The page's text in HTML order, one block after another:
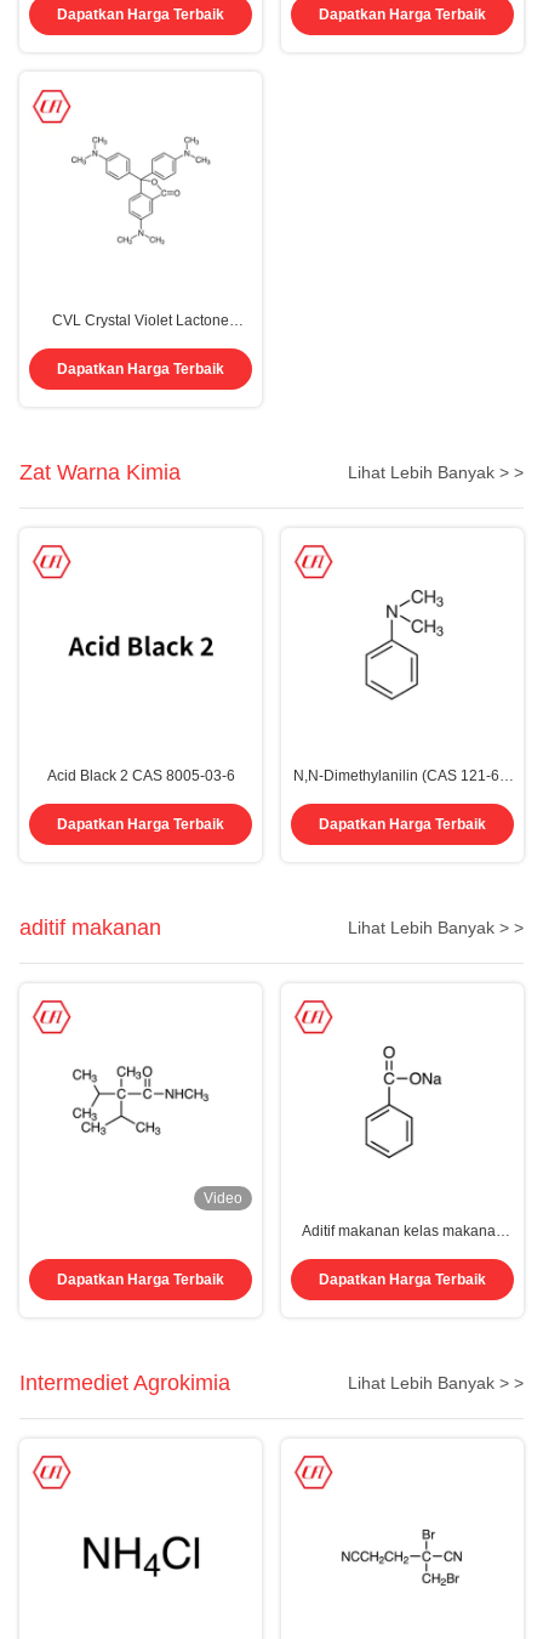
Cat Pigmen Kimia
Dapatkan Harga Terbaik
Dapatkan Harga Terbaik
CVL Crystal Violet Lactone
Kertas Tanpa Karbon
Dapatkan Harga Terbaik
Zat Warna Kimia Lihat Lebih Banyak > >
Acid Black 2 CAS 8005-03-6
Dapatkan Harga Terbaik
N,N-Dimethylanilin (CAS 121-69-
Dapatkan Harga Terbaik
aditif makanan Lihat Lebih Banyak > >
Video
Dapatkan Harga Terbaik
Aditif makanan kelas makanan
Untuk Konservatif
Dapatkan Harga Terbaik
Intermediet Agrokimia Lihat Lebih Banyak > >